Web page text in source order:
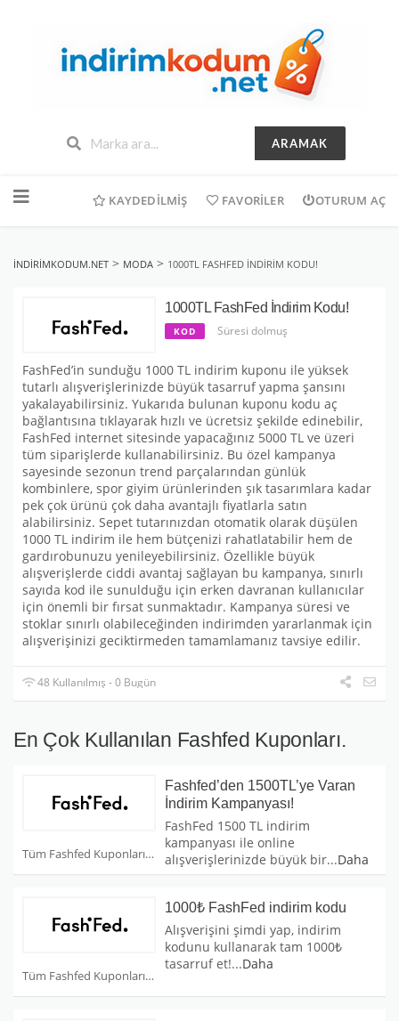
ARAMAK
geç
KAYDEDILMIŞ FAVORILER OTURUM AÇ
INDIRIMKODUM.NET > MODA > 1000TL FASHFED İNDIRIM KODU!
1000TL FashFed İndirim Kodu!
KOD Süresi dolmuş
FashFed’in sunduğu 1000 TL indirim kuponu ile yüksek
tutarlı alışverişlerinizde büyük tasarruf yapma şansını
yakalayabilirsiniz. Yukarıda bulunan kuponu kodu aç
bağlantısına tıklayarak hızlı ve ücretsiz şekilde edinebilir,
FashFed internet sitesinde yapacağınız 5000 TL ve üzeri
tüm siparişlerde kullanabilirsiniz. Bu özel kampanya
sayesinde sezonun trend parçalarından günlük
kombinlere, spor giyim ürünlerinden şık tasarımlara kadar
pek çok ürünü çok daha avantajlı fiyatlarla satın
alabilirsiniz. Sepet tutarınızdan otomatik olarak düşülen
1000 TL indirim ile hem bütçenizi rahatlatabilir hem de
gardırobunuzu yenileyebilirsiniz. Özellikle büyük
alışverişlerde ciddi avantaj sağlayan bu kampanya, sınırlı
sayıda kod ile sunulduğu için erken davranan kullanıcılar
için önemli bir fırsat sunmaktadır. Kampanya süresi ve
stoklar sınırlı olabileceğinden indirimden yararlanmak için
alışverişinizi geciktirmeden tamamlamanız tavsiye edilir.
48 Kullanılmış - 0 Bugün
En Çok Kullanılan Fashfed Kuponları.
Tüm Fashfed Kuponları
Fashfed’den 1500TL’ye Varan
İndirim Kampanyası!
FashFed 1500 TL indirim
kampanyası ile online
alışverişlerinizde büyük bir...Daha
Tüm Fashfed Kuponları
1000₺ FashFed indirim kodu
Alışverişini şimdi yap, indirim
kodunu kullanarak tam 1000₺
tasarruf et!...Daha